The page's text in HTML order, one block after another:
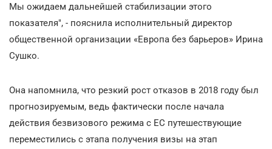
Мы ожидаем дальнейшей стабилизации этого
показателя", - пояснила исполнительный директор
общественной организации «Европа без барьеров» Ирина
Сушко.
Она напомнила, что резкий рост отказов в 2018 году был
прогнозируемым, ведь фактически после начала
действия безвизового режима с ЕС путешествующие
переместились с этапа получения визы на этап